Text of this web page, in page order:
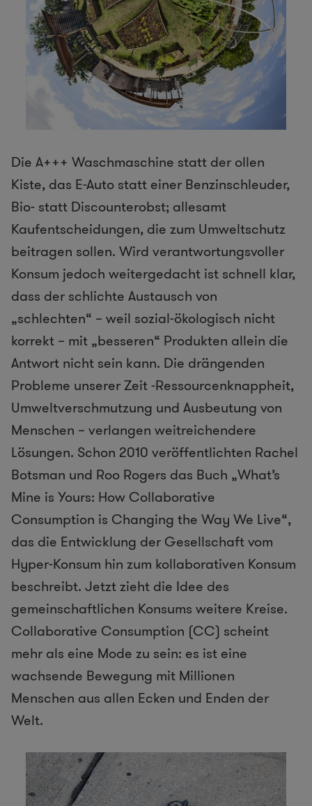
Die A+++ Waschmaschine statt der ollen
Kiste, das E-Auto statt einer Benzinschleuder,
Bio- statt Discounterobst; allesamt
Kaufentscheidungen, die zum Umweltschutz
beitragen sollen. Wird verantwortungsvoller
Konsum jedoch weitergedacht ist schnell klar,
dass der schlichte Austausch von
„schlechten“ – weil sozial-ökologisch nicht
korrekt – mit „besseren“ Produkten allein die
Antwort nicht sein kann. Die drängenden
Probleme unserer Zeit -Ressourcenknappheit,
Umweltverschmutzung und Ausbeutung von
Menschen – verlangen weitreichendere
Lösungen. Schon 2010 veröffentlichten Rachel
Botsman und Roo Rogers das Buch „What’s
Mine is Yours: How Collaborative
Consumption is Changing the Way We Live“,
das die Entwicklung der Gesellschaft vom
Hyper-Konsum hin zum kollaborativen Konsum
beschreibt. Jetzt zieht die Idee des
gemeinschaftlichen Konsums weitere Kreise.
Collaborative Consumption (CC) scheint
mehr als eine Mode zu sein: es ist eine
wachsende Bewegung mit Millionen
Menschen aus allen Ecken und Enden der
Welt.